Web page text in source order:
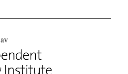
av